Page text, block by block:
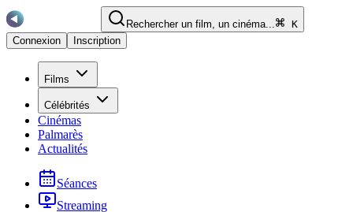
Rechercher un film, un cinéma...
K
Connexion
Inscription
Films
Célébrités
Cinémas
Palmarès
Actualités
Séances
Streaming